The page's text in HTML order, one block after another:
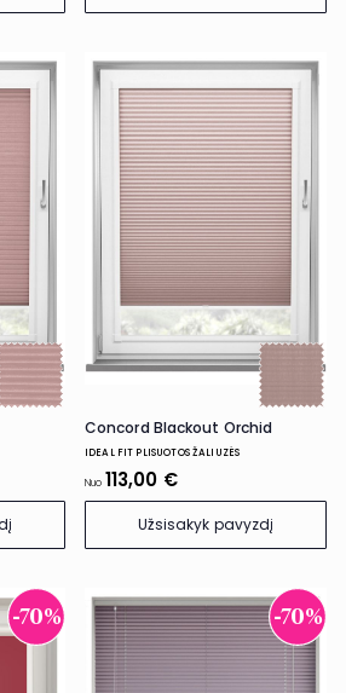
Concord Blackout Orchid
IDEAL FIT PLISUOTOS ŽALIUZĖS
Nuo 113,00 €
Užsisakyk pavyzdį
-70% -70%